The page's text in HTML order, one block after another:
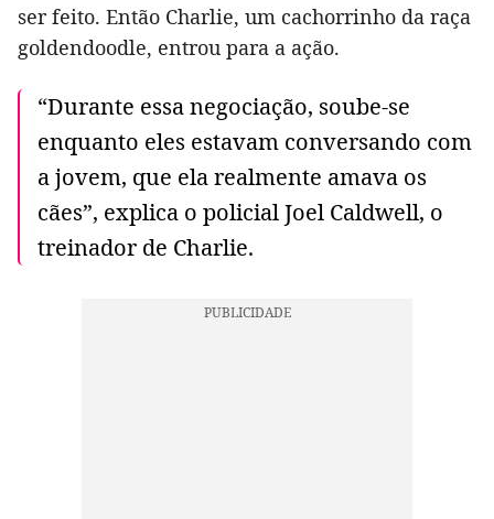
ser feito. Então Charlie, um cachorrinho da raça
goldendoodle, entrou para a ação.
“Durante essa negociação, soube-se
enquanto eles estavam conversando com
a jovem, que ela realmente amava os
cães”, explica o policial Joel Caldwell, o
treinador de Charlie.